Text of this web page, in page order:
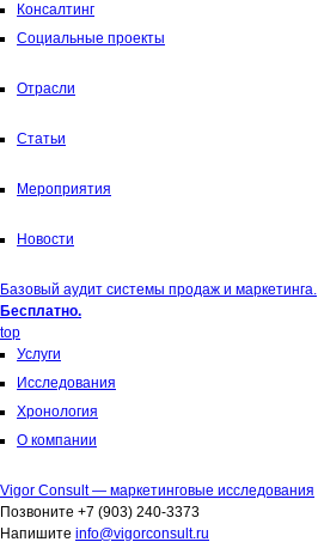
Консалтинг
Социальные проекты
Отрасли
Статьи
Мероприятия
Новости
Базовый аудит системы продаж и маркетинга.
Бесплатно.
top
Услуги
Исследования
Хронология
О компании
Vigor Consult — маркетинговые исследования
Позвоните +7 (903) 240-3373
Напишите info@vigorconsult.ru